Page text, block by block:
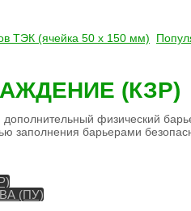
ТЭК (ячейка 50 х 150 мм)
(КЗР)
физический
заполнения барьерами
(ПУ)